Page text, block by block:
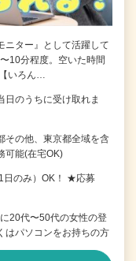
ニター』として活躍して
10分程度。空いた時間
いろん…
のうちに受け取れま
の他、東京都全域を含
可能(在宅OK)
日のみ）OK！ ★応募
20代〜50代の女性の登
パソコンをお持ちの方